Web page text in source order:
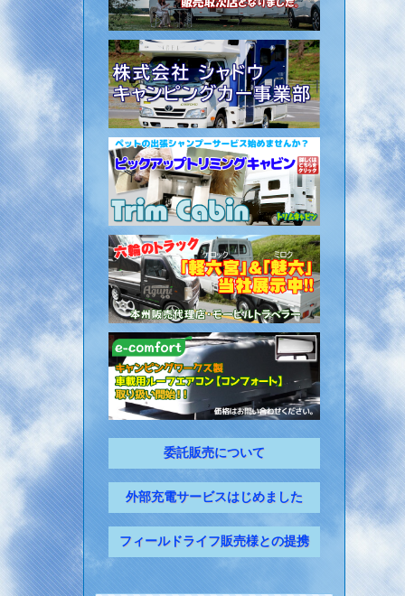
委託販売について
外部充電サービスはじめました
フィールドライフ販売様との提携